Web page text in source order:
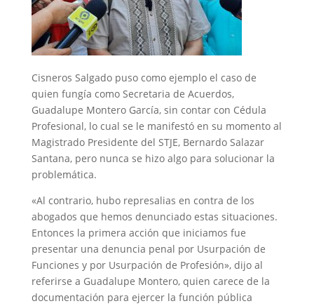
Cisneros Salgado puso como ejemplo el caso de
quien fungía como Secretaria de Acuerdos,
Guadalupe Montero García, sin contar con Cédula
Profesional, lo cual se le manifestó en su momento al
Magistrado Presidente del STJE, Bernardo Salazar
Santana, pero nunca se hizo algo para solucionar la
problemática.
«Al contrario, hubo represalias en contra de los
abogados que hemos denunciado estas situaciones.
Entonces la primera acción que iniciamos fue
presentar una denuncia penal por Usurpación de
Funciones y por Usurpación de Profesión», dijo al
referirse a Guadalupe Montero, quien carece de la
documentación para ejercer la función pública